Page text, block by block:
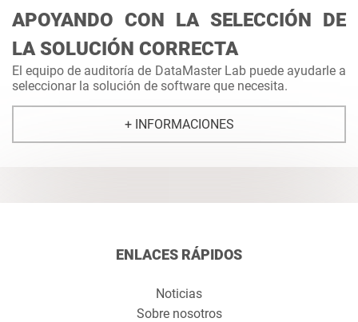
APOYANDO CON LA SELECCIÓN DE
LA SOLUCIÓN CORRECTA
El equipo de auditoría de DataMaster Lab puede ayudarle a
seleccionar la solución de software que necesita.
+ INFORMACIONES
ENLACES RÁPIDOS
Noticias
Sobre nosotros